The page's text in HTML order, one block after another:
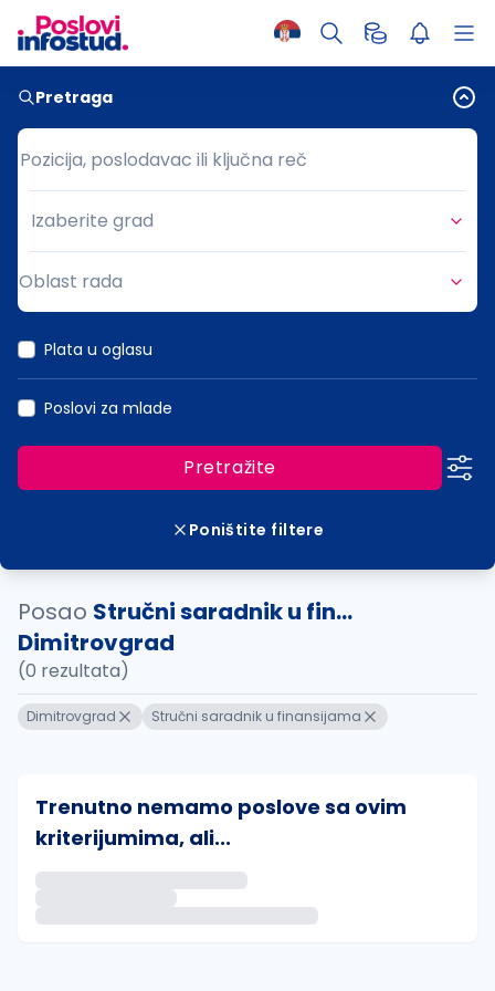
Pretraga
Pozicija, poslodavac ili ključna reč
Pozicija, poslodavac ili ključna reč
Grad
Izaberite grad
Oblast rada
Plata u oglasu
Poslovi za mlade
Pretražite
Poništite filtere
Posao Stručni saradnik u fin...
Dimitrovgrad
(0 rezultata)
Dimitrovgrad Stručni saradnik u finansijama
Trenutno nemamo poslove sa ovim
kriterijumima, ali...